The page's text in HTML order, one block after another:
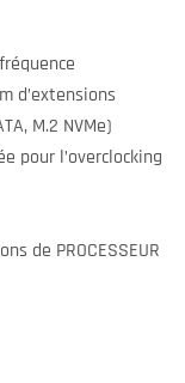
d’extensions
M.2 NVMe)
pour l’overclocking
de PROCESSEUR